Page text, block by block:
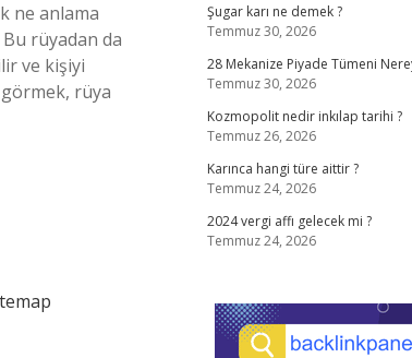
ne anlama
rüyadan da
ve kişiyi
görmek, rüya
Şugar karı ne demek ?
Temmuz 30, 2026
28 Mekanize Piyade Tümeni
Temmuz 30, 2026
Kozmopolit nedir inkılap tarihi ?
Temmuz 26, 2026
Karınca hangi türe aittir ?
Temmuz 24, 2026
2024 vergi affı gelecek mi ?
Temmuz 24, 2026